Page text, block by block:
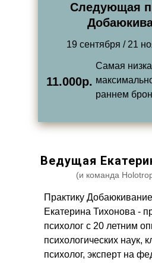
Самая
раннем
Следующая
11.000р.
19 сентября / 21
Ведущая
(и команда
Практику
Екатерина Тихонова -
психолог с 20 летним
психологических наук,
психолог, эксперт на